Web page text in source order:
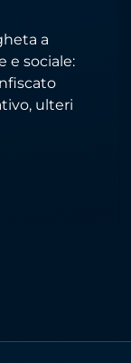
a
e sociale:
ulteri